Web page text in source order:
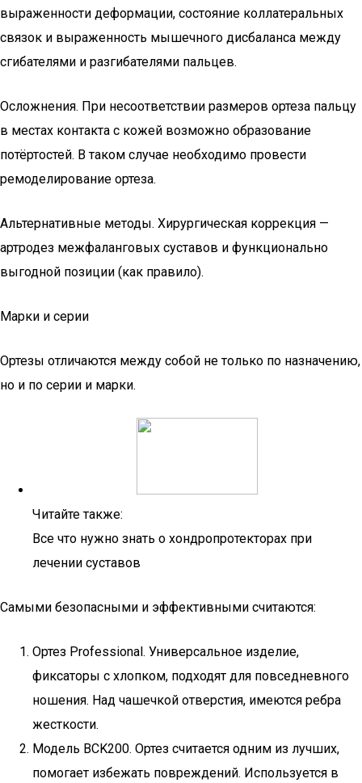
выраженности деформации, состояние коллатеральных
связок и выраженность мышечного дисбаланса между
сгибателями и разгибателями пальцев.
Осложнения. При несоответствии размеров ортеза пальцу
в местах контакта с кожей возможно образование
потёртостей. В таком случае необходимо провести
ремоделирование ортеза.
Альтернативные методы. Хирургическая коррекция —
артродез межфаланговых суставов и функционально
выгодной позиции (как правило).
Марки и серии
Ортезы отличаются между собой не только по назначению,
но и по серии и марки.
Читайте также:
Все что нужно знать о хондропротекторах при
лечении суставов
Самыми безопасными и эффективными считаются:
Ортез Professional. Универсальное изделие,
фиксаторы с хлопком, подходят для повседневного
ношения. Над чашечкой отверстия, имеются ребра
жесткости.
Модель BCK200. Ортез считается одним из лучших,
помогает избежать повреждений. Используется в